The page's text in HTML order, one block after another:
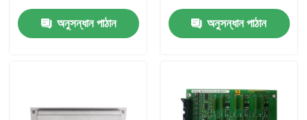
ভিডিও
অনুসন্ধান পাঠান অনুসন্ধান পাঠান